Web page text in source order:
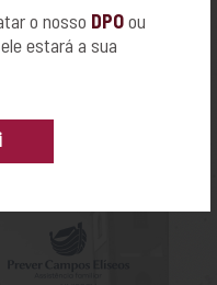
o nosso DPOou
estará a sua
PARA VOCÊ,
Prever preparou